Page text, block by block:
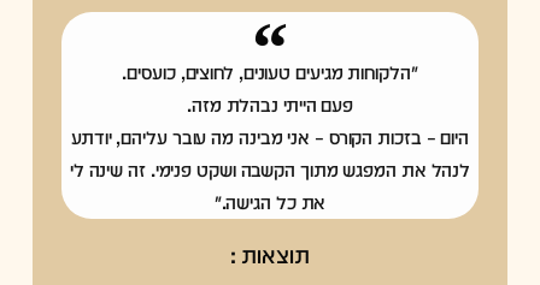
"הלקוחות מגיעים טעונים, לחוצים, כועסים.
פעם הייתי נבהלת מזה.
היום – בזכות הקורס – אני מבינה מה עובר עליהם, יודתע
לנהל את המפגש מתוך הקשבה ושקט פנימי. זה שינה לי
את כל הגישה."
תוצאות :